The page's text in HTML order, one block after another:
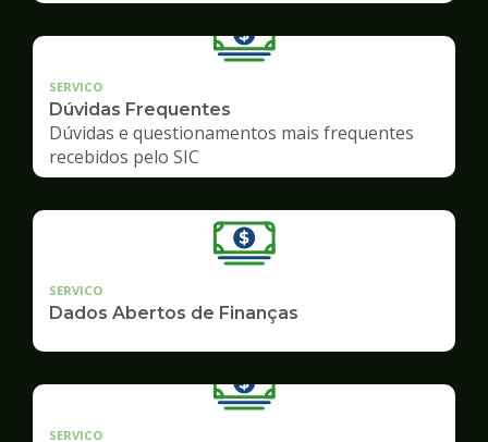
SERVICO
Dúvidas Frequentes
Dúvidas e questionamentos mais frequentes
recebidos pelo SIC
SERVICO
Dados Abertos de Finanças
SERVICO